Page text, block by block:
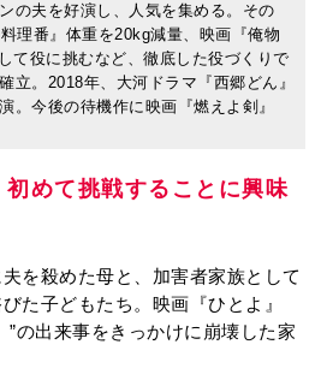
の夫を好演し、人気を集める。その
理番』体重を20kg減量、映画『俺物
て役に挑むなど、徹底した役づくりで
立。2018年、大河ドラマ『西郷どん』
。今後の待機作に映画『燃えよ剣』
めて挑戦することに興味
を殺めた母と、加害者家族として
た子どもたち。映画『ひとよ』
”の出来事をきっかけに崩壊した家